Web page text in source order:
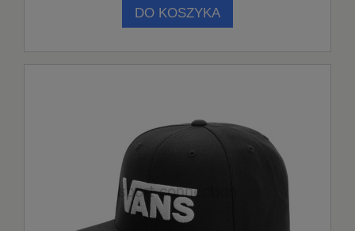
DO KOSZYKA